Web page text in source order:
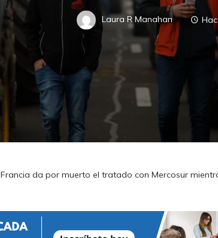
Laura R Manahan
Francia da por muerto el tratado con Mercosur